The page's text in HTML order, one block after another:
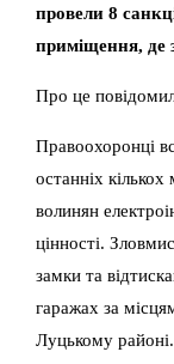
провели 8
приміщення, де
Про це
Правоохоронці
останніх
волинян
цінності.
замки та
гаражах за
Луцькому районі.